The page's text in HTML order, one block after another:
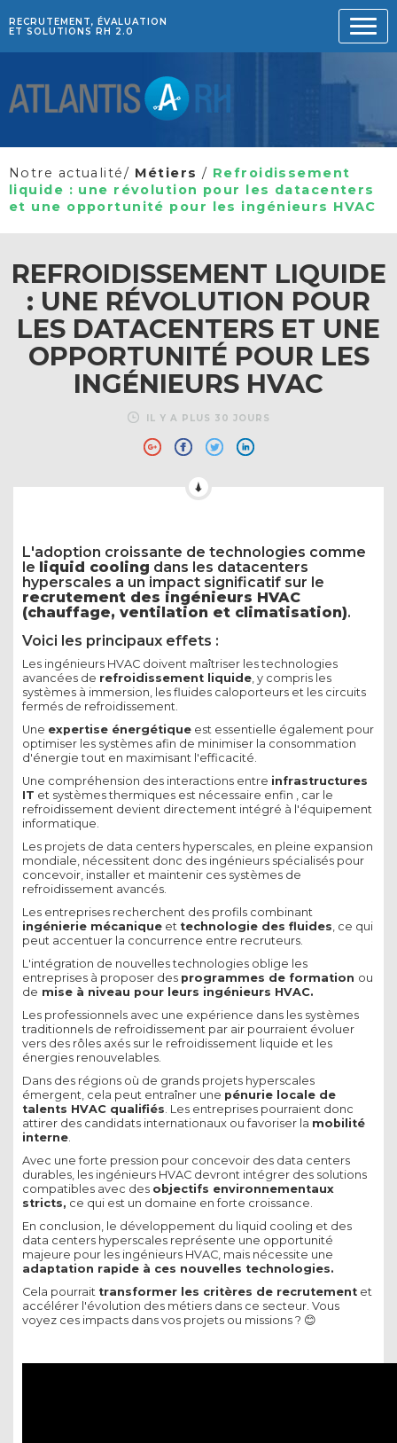
RECRUTEMENT, ÉVALUATION
ET SOLUTIONS RH 2.0
Notre actualité/ Métiers / Refroidissement
liquide : une révolution pour les datacenters
et une opportunité pour les ingénieurs HVAC
REFROIDISSEMENT LIQUIDE
: UNE RÉVOLUTION POUR
LES DATACENTERS ET UNE
OPPORTUNITÉ POUR LES
INGÉNIEURS HVAC
IL Y A PLUS 30 JOURS
L'adoption croissante de technologies comme
le liquid cooling dans les datacenters
hyperscales a un impact significatif sur le
recrutement des ingénieurs HVAC
(chauffage, ventilation et climatisation).
Voici les principaux effets :
Les ingénieurs HVAC doivent maîtriser les technologies
avancées de refroidissement liquide, y compris les
systèmes à immersion, les fluides caloporteurs et les circuits
fermés de refroidissement.
Une expertise énergétique est essentielle également pour
optimiser les systèmes afin de minimiser la consommation
d'énergie tout en maximisant l'efficacité.
Une compréhension des interactions entre infrastructures
IT et systèmes thermiques est nécessaire enfin , car le
refroidissement devient directement intégré à l'équipement
informatique.
Les projets de data centers hyperscales, en pleine expansion
mondiale, nécessitent donc des ingénieurs spécialisés pour
concevoir, installer et maintenir ces systèmes de
refroidissement avancés.
Les entreprises recherchent des profils combinant
ingénierie mécanique et technologie des fluides, ce qui
peut accentuer la concurrence entre recruteurs.
L'intégration de nouvelles technologies oblige les
entreprises à proposer des programmes de formation ou
de mise à niveau pour leurs ingénieurs HVAC.
Les professionnels avec une expérience dans les systèmes
traditionnels de refroidissement par air pourraient évoluer
vers des rôles axés sur le refroidissement liquide et les
énergies renouvelables.
Dans des régions où de grands projets hyperscales
émergent, cela peut entraîner une pénurie locale de
talents HVAC qualifiés. Les entreprises pourraient donc
attirer des candidats internationaux ou favoriser la mobilité
interne.
Avec une forte pression pour concevoir des data centers
durables, les ingénieurs HVAC devront intégrer des solutions
compatibles avec des objectifs environnementaux
stricts, ce qui est un domaine en forte croissance.
En conclusion, le développement du liquid cooling et des
data centers hyperscales représente une opportunité
majeure pour les ingénieurs HVAC, mais nécessite une
adaptation rapide à ces nouvelles technologies.
Cela pourrait transformer les critères de recrutement et
accélérer l'évolution des métiers dans ce secteur. Vous
voyez ces impacts dans vos projets ou missions ? 😊